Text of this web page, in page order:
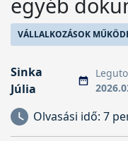
VÁLLALKOZÁSOK
Sinka
Júlia
Olvasási idő: 7